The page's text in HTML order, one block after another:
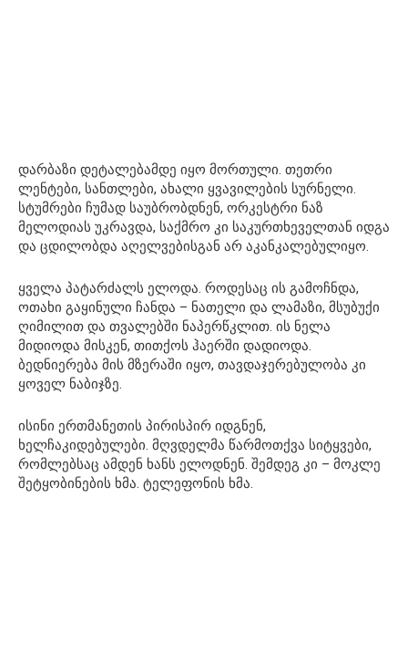
დარბაზი დეტალებამდე იყო მორთული. თეთრი
ლენტები, სანთლები, ახალი ყვავილების სურნელი.
სტუმრები ჩუმად საუბრობდნენ, ორკესტრი ნაზ
მელოდიას უკრავდა, საქმრო კი საკურთხეველთან იდგა
და ცდილობდა აღელვებისგან არ აკანკალებულიყო.
ყველა პატარძალს ელოდა. როდესაც ის გამოჩნდა,
ოთახი გაყინული ჩანდა – ნათელი და ლამაზი, მსუბუქი
ღიმილით და თვალებში ნაპერწკლით. ის ნელა
მიდიოდა მისკენ, თითქოს ჰაერში დადიოდა.
ბედნიერება მის მზერაში იყო, თავდაჯერებულობა კი
ყოველ ნაბიჯზე.
ისინი ერთმანეთის პირისპირ იდგნენ,
ხელჩაკიდებულები. მღვდელმა წარმოთქვა სიტყვები,
რომლებსაც ამდენ ხანს ელოდნენ. შემდეგ კი – მოკლე
შეტყობინების ხმა. ტელეფონის ხმა.